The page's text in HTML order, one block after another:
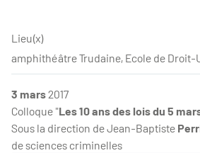
Lieu(x)
amphithéâtre Trudaine, Ecole de Droit-
3 mars2017
Colloque "Les 10 ans des lois du 5
Sous la direction de Jean-Baptiste
de sciences criminelles